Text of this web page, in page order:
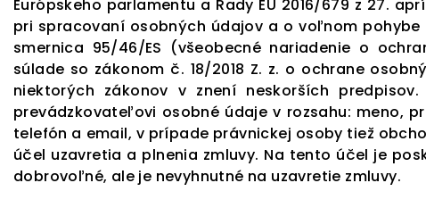
Európskeho parlamentu a Rady EÚ 2016/679 z 27.
pri spracovaní osobných údajov a o voľnom
smernica 95/46/ES (všeobecné nariadenie o
súlade so zákonom č. 18/2018 Z. z. o ochrane
niektorých zákonov v znení neskorších
prevádzkovateľovi osobné údaje v rozsahu: meno,
telefón a email, v prípade právnickej osoby tiež
účel uzavretia a plnenia zmluvy. Na tento účel je
dobrovoľné, ale je nevyhnutné na uzavretie zmluvy.